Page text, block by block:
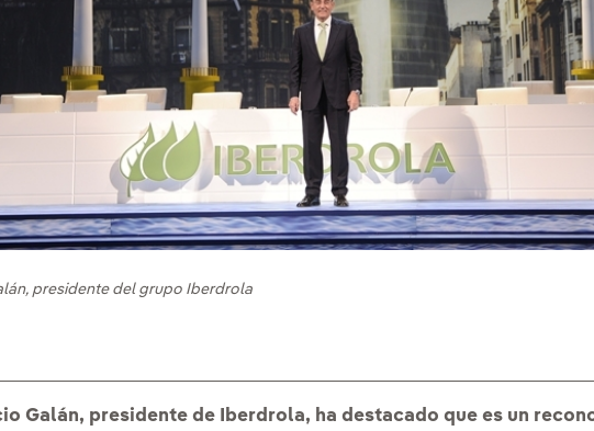
presidente del grupo Iberdrola
Galán, presidente de Iberdrola, ha destacado que es un